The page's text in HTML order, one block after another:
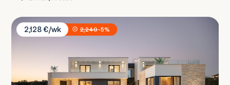
Villa Asmoa
2,128 €/wk
2,240-5%